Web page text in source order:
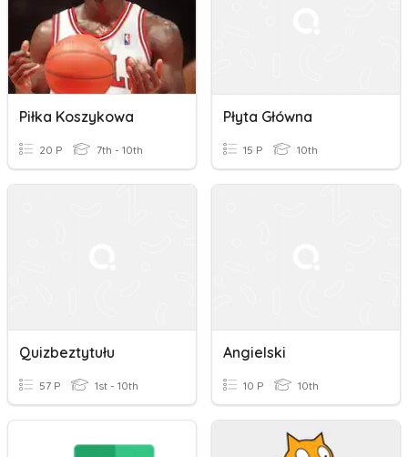
Piłka Koszykowa
20 P 7th - 10th
Płyta Główna
15 P 10th
Quizbeztytułu
57 P 1st - 10th
Angielski
10 P 10th